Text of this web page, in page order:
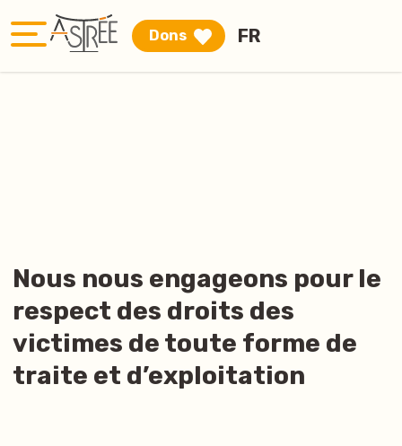
Dons FR
PT
RO
Nous nous engageons pour le
respect des droits des
victimes de toute forme de
traite et d’exploitation